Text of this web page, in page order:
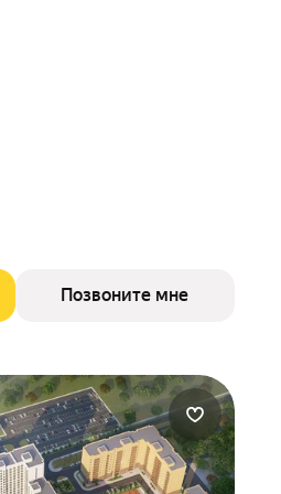
Позвоните мне